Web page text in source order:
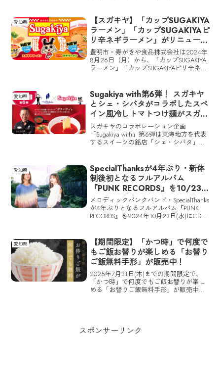
愛知県
【スガキヤ】「カップSUGAKIYA
ラーメン」「カップSUGAKIYAピ
リ辛ネギラーメン」がリニューア
ル発売！
豊明市・寿がきや食品株式会社は2024年
8月26日（月）から、「カップSUGAKIYA
ラーメン」「カップSUGAKIYAピリ辛ネギ
ア、ドラックストア等でリニューアル発
売する。
愛知県
Sugakiya with第6弾！ スガキヤ
とシェ・シバタがコラボしたスペ
イン風冷しトマトつけ麺がスガキ
ヤ全店で6/5(木)から期間限定発
売
スガキヤのコラボレーション企画
「Sugakiya with」第6弾は東海地方を代表
するスイーツの銘店「シェ・シバタ」と
トマトつけ麺」がスガキヤ全店（一部店
舗を除く）で、さらに「スーちゃんシェ
ーク 塩キャラメルクッキークリーム マン
ゴー入り」がスーちゃんハウス星が丘テ
ックランド店で2025年6月5日（木）から
期間限定で販売される予定だ。
愛知県
SpecialThanksが4年ぶり・新体
制後初となるフルアルバム
『PUNK RECORDS』を10/23に
リリース！ リリースツアーも開
催決定
メロディックパンクバンド・SpecialThanks
が4年ぶりとなるフルアルバム『PUNK
RECORDS』を2024年10月23日(水)にCDと
たかあきの体制としては初のアルバムと
なる。
愛知県
【期間限定】「かつ時」で何度で
もご飯お替りが楽しめる「お替り
ご飯無料手形」が販売中！
2025年7月31日(木)までの期間限定で、
「かつ時」で何度でもご飯お替りが楽し
める「お替りご飯無料手形」が販売中
スポンサーリンク